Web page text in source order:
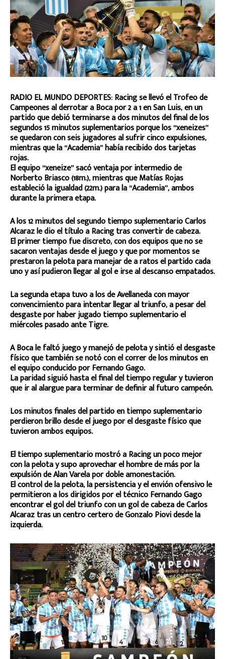
RADIO EL MUNDO DEPORTES: Racing se llevó el Trofeo de
Campeones al derrotar a Boca por 2 a 1 en San Luis, en un
partido que debió terminarse a dos minutos del final de los
segundos 15 minutos suplementarios porque los “xeneizes”
se quedaron con seis jugadores al sufrir cinco expulsiones,
mientras que la “Academia” había recibido dos tarjetas
rojas.
El equipo “xeneize” sacó ventaja por intermedio de
Norberto Briasco (18m.), mientras que Matías Rojas
estableció la igualdad (22m.) para la “Academia”, ambos
durante la primera etapa.
A los 12 minutos del segundo tiempo suplementario Carlos
Alcaraz le dio el título a Racing tras convertir de cabeza.
El primer tiempo fue discreto, con dos equipos que no se
sacaron ventajas desde el juego y que por momentos se
prestaron la pelota para manejar de a ratos el partido cada
uno y así pudieron llegar al gol e irse al descanso empatados.
La segunda etapa tuvo a los de Avellaneda con mayor
convencimiento para intentar llegar al triunfo, a pesar del
desgaste por haber jugado tiempo suplementario el
miércoles pasado ante Tigre.
A Boca le faltó juego y manejó de pelota y sintió el desgaste
físico que también se notó con el correr de los minutos en
el equipo conducido por Fernando Gago.
La paridad siguió hasta el final del tiempo regular y tuvieron
que ir al alargue para terminar de definir al futuro campeón.
Los minutos finales del partido en tiempo suplementario
perdieron brillo desde el juego por el desgaste físico que
tuvieron ambos equipos.
El tiempo suplementario mostró a Racing un poco mejor
con la pelota y supo aprovechar el hombre de más por la
expulsión de Alan Varela por doble amonestación.
El control de la pelota, la persistencia y el envión ofensivo le
permitieron a los dirigidos por el técnico Fernando Gago
encontrar el gol del triunfo con un gol de cabeza de Carlos
Alcaraz tras un centro certero de Gonzalo Piovi desde la
izquierda.